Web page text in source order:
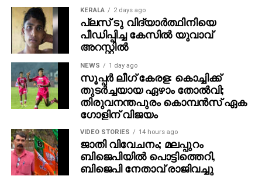
KERALA 2 days ago
പ്ലസ് ടു വിദ്യാര്‍ത്ഥിനിയെ
പീഡിപ്പിച്ച കേസില്‍ യുവാവ്
അറസ്റ്റില്‍
NEWS 1 day ago
സൂപ്പര്‍ ലീഗ് കേരള: കൊച്ചിക്ക്
തുടര്‍ച്ചയായ ഏഴാം തോല്‍വി;
തിരുവനന്തപുരം കൊമ്പന്‍സ് ഏക
ഗോളിന് വിജയം
VIDEO STORIES 14 hours ago
ജാതി വിവേചനം; മലപ്പുറം
ബിജെപിയില്‍ പൊട്ടിത്തെറി,
ബിജെപി നേതാവ് രാജിവച്ചു